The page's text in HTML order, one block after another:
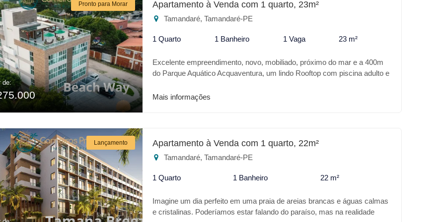
é o melhor lugar.
Pronto para Morar
de:
Apartamento à Venda com 1 quarto, 23m²
Tamandaré, Tamandaré-PE
1 Quarto 1 Banheiro 1 Vaga 23 m²
Excelente empreendimento, novo, mobiliado, próximo do mar e a 400m
do Parque Aquático Acquaventura, um lindo Rooftop com piscina adulto e
Mais informações
Lançamento Apartamento à Venda com 1 quarto, 22m²
Tamandaré, Tamandaré-PE
1 Quarto 1 Banheiro 22 m²
Imagine um dia perfeito em uma praia de areias brancas e águas calmas
e cristalinas. Poderíamos estar falando do paraíso, mas na realidade